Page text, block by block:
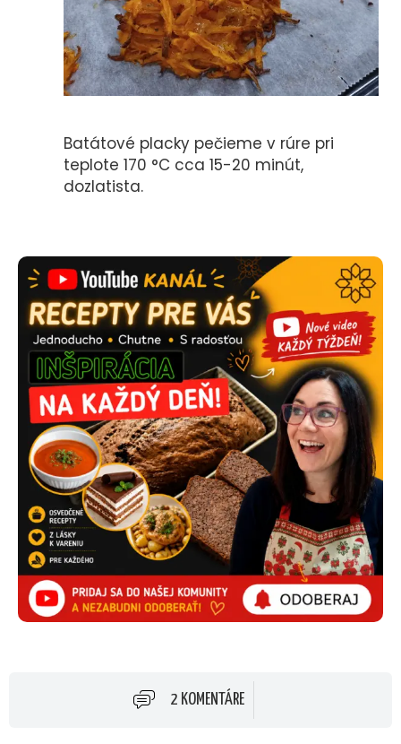
Batátové placky pečieme v rúre pri
teplote 170 °C cca 15-20 minút,
dozlatista.
2 KOMENTÁRE